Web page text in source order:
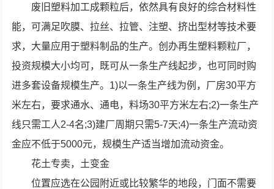
废旧塑料加工成颗粒后，依然具有良好的综合材料性
能，可满足吹膜、拉丝、拉管、注塑、挤出型材等技术要
求，大量应用于塑料制品的生产。创办再生塑料颗粒厂，
投资规模大小均可，既可从一条生产线起步，也可同时购
进多套设备规模生产。1)以一条生产线为例，厂房30平方
米左右，要求通水、通电，料场30平方米左右;2)一条生产
线只需工人2-4名;3)建厂周期只需5-7天;4)一条生产流动资
金应不低于5000元，规模生产适当增加流动资金。
花土专卖，土变金
位置应选在公园附近或比较繁华的地段，门面不需要